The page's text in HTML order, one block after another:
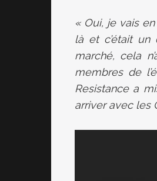
« Oui, je vais
là et c’était un
marché, cela
membres de
Resistance a
arriver avec les